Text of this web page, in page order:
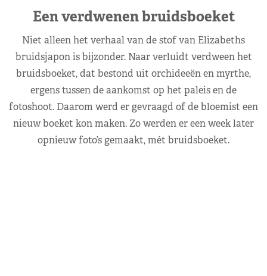
Een verdwenen bruidsboeket
Niet alleen het verhaal van de stof van Elizabeths
bruidsjapon is bijzonder. Naar verluidt verdween het
bruidsboeket, dat bestond uit orchideeën en myrthe,
ergens tussen de aankomst op het paleis en de
fotoshoot. Daarom werd er gevraagd of de bloemist een
nieuw boeket kon maken. Zo werden er een week later
opnieuw foto’s gemaakt, mét bruidsboeket.